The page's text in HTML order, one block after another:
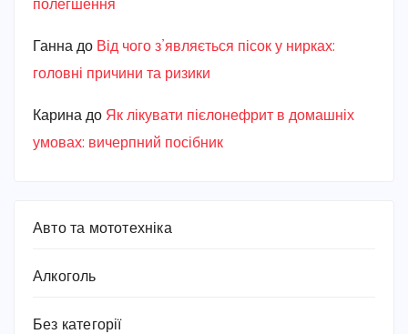
полегшення
Ганна до Від чого з’являється пісок у нирках:
головні причини та ризики
Карина до Як лікувати пієлонефрит в домашніх
умовах: вичерпний посібник
Авто та мототехніка
Алкоголь
Без категорії